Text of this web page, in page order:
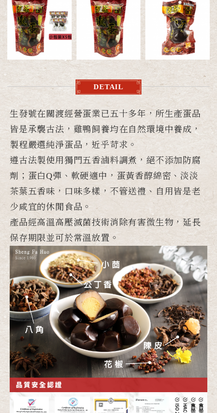
DETAIL
生發號在關渡經營蛋業已五十多年，所生產蛋品
皆是承襲古法，雞鴨飼養均在自然環境中養成，
製程嚴選純淨蛋品，近乎苛求。
遵古法製使用獨門五香滷料調煮，絕不添加防腐
劑；蛋白Q彈、軟硬適中，蛋黃香醇綿密、淡淡
茶葉五香味，口味多樣，不管送禮、自用皆是老
少咸宜的休閒食品。
產品經高溫高壓滅菌技術消除有害微生物，延長
保存期限並可於常溫放置。